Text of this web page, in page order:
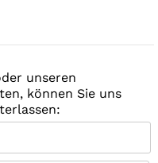
unseren
können Sie uns